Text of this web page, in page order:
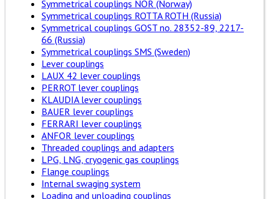
Symmetrical couplings NOR (Norway)
Symmetrical couplings ROTTA ROTH (Russia)
Symmetrical couplings GOST no. 28352-89, 2217-
66 (Russia)
Symmetrical couplings SMS (Sweden)
Lever couplings
LAUX 42 lever couplings
PERROT lever couplings
KLAUDIA lever couplings
BAUER lever couplings
FERRARI lever couplings
ANFOR lever couplings
Threaded couplings and adapters
LPG, LNG, cryogenic gas couplings
Flange couplings
Internal swaging system
Loading and unloading couplings